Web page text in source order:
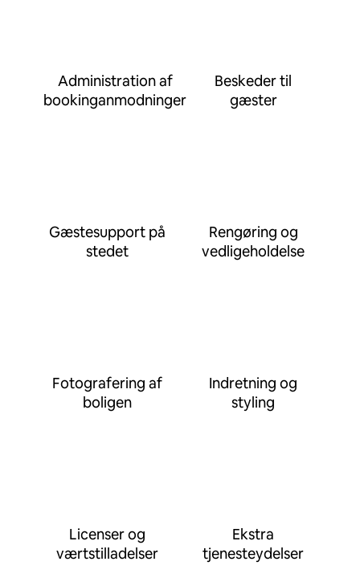
Administration af
bookinganmodninger
Beskeder til
gæster
Gæstesupport på
stedet
Rengøring og
vedligeholdelse
Fotografering af
boligen
Indretning og
styling
Licenser og
værtstilladelser
Ekstra
tjenesteydelser